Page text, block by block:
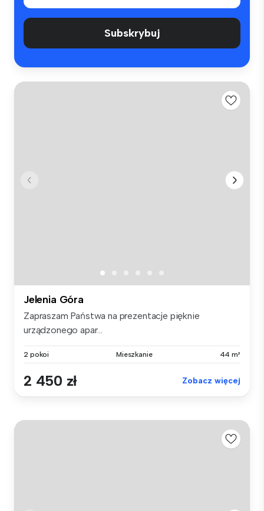
Subskrybuj
Jelenia Góra
Zapraszam Państwa na prezentacje pięknie
urządzonego apar...
2 pokoi Mieszkanie 44 m²
2 450 zł Zobacz więcej